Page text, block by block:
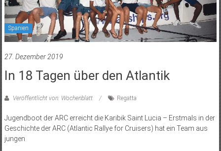
Spanien
27. Dezember 2019
In 18 Tagen über den Atlantik
Veröffentlicht von: Wochenblatt Regatta
Jugendboot der ARC erreicht die Karibik Saint Lucia – Erstmals in der
Geschichte der ARC (Atlantic Rallye for Cruisers) hat ein Team aus
jungen